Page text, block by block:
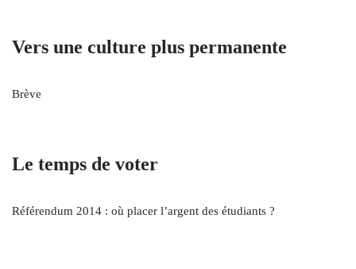
Vers une culture plus permanente
Brève
Le temps de voter
Référendum 2014 : où placer l’argent des étudiants ?